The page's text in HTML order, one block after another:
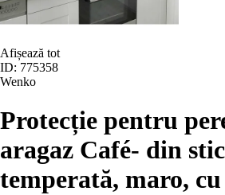
Afișează tot
ID: 775358
Wenko
Protecție pentru
aragaz Café- din
temperată, maro,